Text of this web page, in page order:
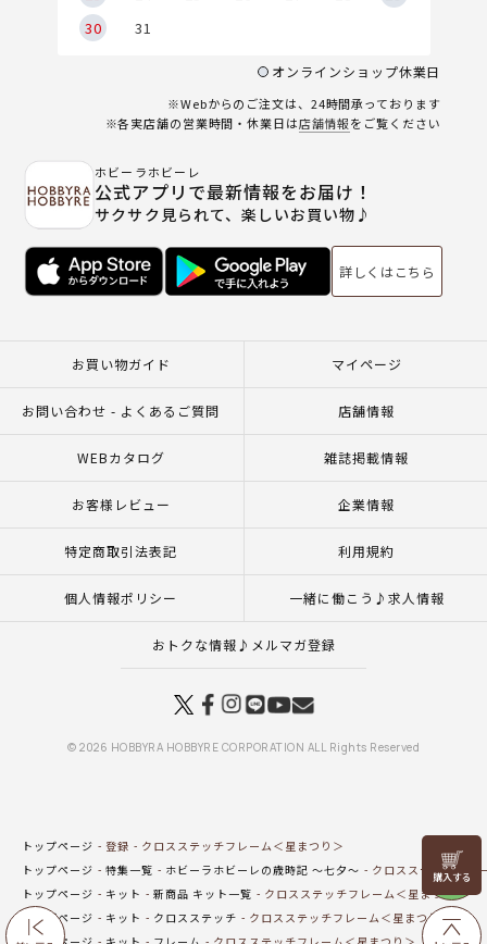
リリヤン
フェア
30
31
オンラインショップ休業日
※Webからのご注文は、24時間承っております
※各実店舗の営業時間・休業日は店舗情報をご覧ください
ホビーラホビーレ
公式アプリで最新情報をお届け！
サクサク見られて、楽しいお買い物♪
詳しくはこちら
お買い物ガイド マイページ
お問い合わせ - よくあるご質問 店舗情報
WEBカタログ 雑誌掲載情報
お客様レビュー 企業情報
特定商取引法表記 利用規約
個人情報ポリシー 一緒に働こう♪求人情報
おトクな情報♪メルマガ登録
© 2026 HOBBYRA HOBBYRE CORPORATION ALL Rights Reserved
トップページ 登録
クロスステッチフレーム＜星まつり＞
トップページ
特集一覧 ホビーラホビーレの歳時記 ～七夕～
クロスステッチフレ
トップページ
キット 新商品 キット一覧
クロスステッチフレーム＜星まつり＞
トップページ
キット クロスステッチ
クロスステッチフレーム＜星まつり＞